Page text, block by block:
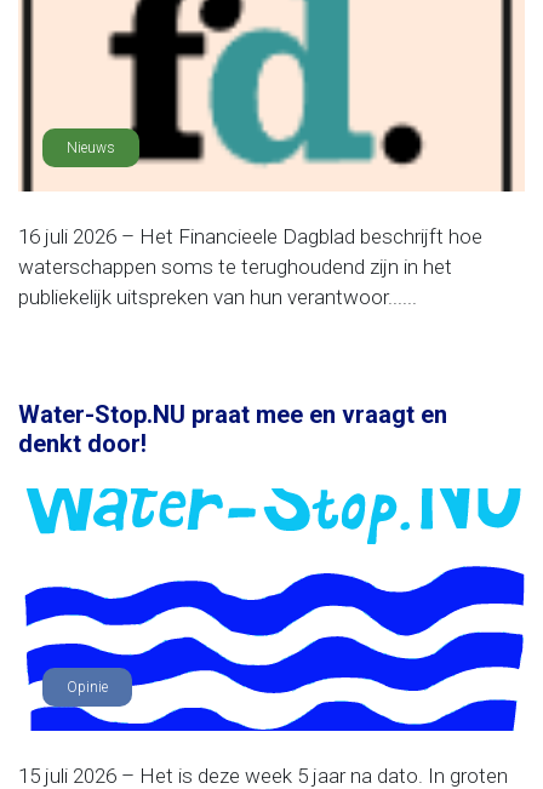
Nieuws
16 juli 2026 – Het Financieele Dagblad beschrijft hoe
waterschappen soms te terughoudend zijn in het
publiekelijk uitspreken van hun verantwoor......
Water-Stop.NU praat mee en vraagt en
denkt door!
Opinie
15 juli 2026 – Het is deze week 5 jaar na dato. In groten